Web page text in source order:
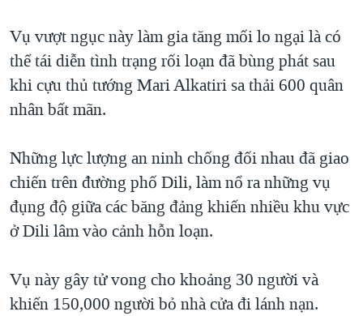
TRỊNH VĨNH BÌNH VS. CHÍNH PHỦ VIỆT NAM
NGƯ DÂN VIỆT VÀ LÀN SÓNG TRỘM HẢI SÂM
BÊN KIA QUỐC LỘ: TIẾNG VỌNG TỪ NÔNG THÔN MỸ
Vụ vượt ngục này làm gia tăng mối lo ngại là có
thể tái diễn tình trạng rối loạn đã bùng phát sau
khi cựu thủ tướng Mari Alkatiri sa thải 600 quân
nhân bất mãn.
Những lực lượng an ninh chống đối nhau đã giao
chiến trên đường phố Dili, làm nổ ra những vụ
đụng độ giữa các băng đảng khiến nhiều khu vực
ở Dili lâm vào cảnh hỗn loạn.
Vụ này gây tử vong cho khoảng 30 người và
khiến 150,000 người bỏ nhà cửa đi lánh nạn.